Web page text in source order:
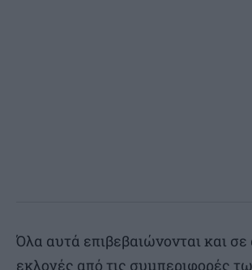
Όλα αυτά επιβεβαιώνονται και σε
εκλογές από τις συμπεριφορές